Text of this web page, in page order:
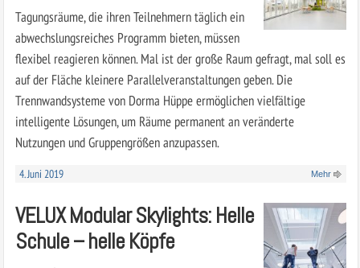
Tagungsräume, die ihren Teilnehmern täglich ein
abwechslungsreiches Programm bieten, müssen
flexibel reagieren können. Mal ist der große Raum gefragt, mal soll es
auf der Fläche kleinere Parallelveranstaltungen geben. Die
Trennwandsysteme von Dorma Hüppe ermöglichen vielfältige
intelligente Lösungen, um Räume permanent an veränderte
Nutzungen und Gruppengrößen anzupassen.
4. Juni 2019 Mehr
VELUX Modular Skylights: Helle
Schule – helle Köpfe